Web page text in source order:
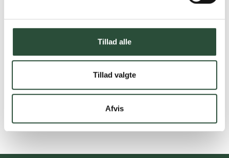
Tillad alle
Tillad valgte
Afvis